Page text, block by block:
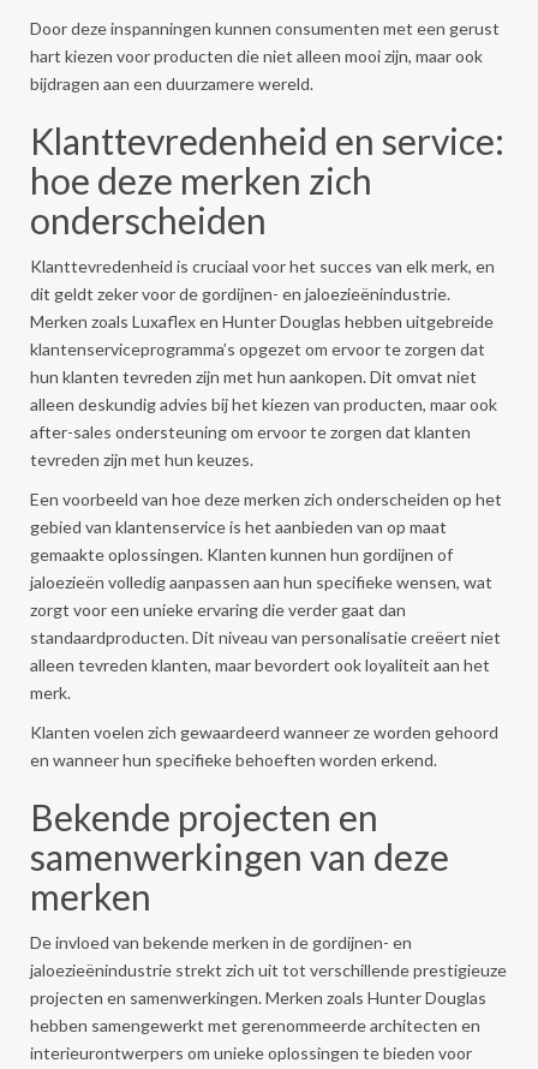
Door deze inspanningen kunnen consumenten met een gerust
hart kiezen voor producten die niet alleen mooi zijn, maar ook
bijdragen aan een duurzamere wereld.
Klanttevredenheid en service:
hoe deze merken zich
onderscheiden
Klanttevredenheid is cruciaal voor het succes van elk merk, en
dit geldt zeker voor de gordijnen- en jaloezieënindustrie.
Merken zoals Luxaflex en Hunter Douglas hebben uitgebreide
klantenserviceprogramma’s opgezet om ervoor te zorgen dat
hun klanten tevreden zijn met hun aankopen. Dit omvat niet
alleen deskundig advies bij het kiezen van producten, maar ook
after-sales ondersteuning om ervoor te zorgen dat klanten
tevreden zijn met hun keuzes.
Een voorbeeld van hoe deze merken zich onderscheiden op het
gebied van klantenservice is het aanbieden van op maat
gemaakte oplossingen. Klanten kunnen hun gordijnen of
jaloezieën volledig aanpassen aan hun specifieke wensen, wat
zorgt voor een unieke ervaring die verder gaat dan
standaardproducten. Dit niveau van personalisatie creëert niet
alleen tevreden klanten, maar bevordert ook loyaliteit aan het
merk.
Klanten voelen zich gewaardeerd wanneer ze worden gehoord
en wanneer hun specifieke behoeften worden erkend.
Bekende projecten en
samenwerkingen van deze
merken
De invloed van bekende merken in de gordijnen- en
jaloezieënindustrie strekt zich uit tot verschillende prestigieuze
projecten en samenwerkingen. Merken zoals Hunter Douglas
hebben samengewerkt met gerenommeerde architecten en
interieurontwerpers om unieke oplossingen te bieden voor